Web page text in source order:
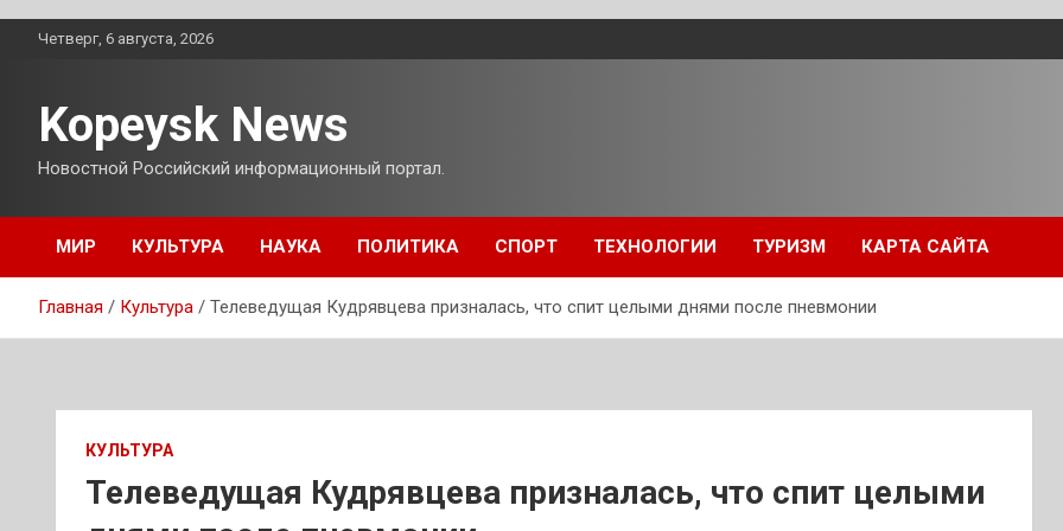
ПерейтиЧетверг, 6 августа, 2026
Kopeysk News
Новостной Российский информационный портал.
МИР КУЛЬТУРА НАУКА ПОЛИТИКА СПОРТ ТЕХНОЛОГИИ ТУРИЗМ КАРТА САЙТА
Главная Культура Телеведущая Кудрявцева призналась, что спит целыми днями после пневмонии
КУЛЬТУРА
Телеведущая Кудрявцева призналась, что спит целыми